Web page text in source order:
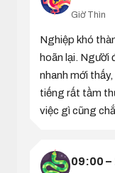
Giờ Thìn
Nghiệp khó
hoãn lại. Người
nhanh mới
tiếng rất tầm
việc gì cũng
09:00 –